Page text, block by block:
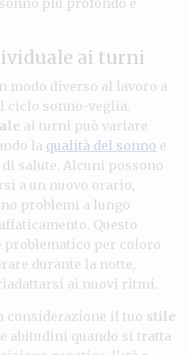
ai turni
modo diverso al lavoro a
ciclo sonno-veglia.
ai turni può variare
la qualità del sonno e
salute. Alcuni possono
a un nuovo orario,
problemi a lungo
Questo
per coloro
durante la notte,
ai nuovi ritmi.
considerazione il tuo stile
abitudini quando si tratta